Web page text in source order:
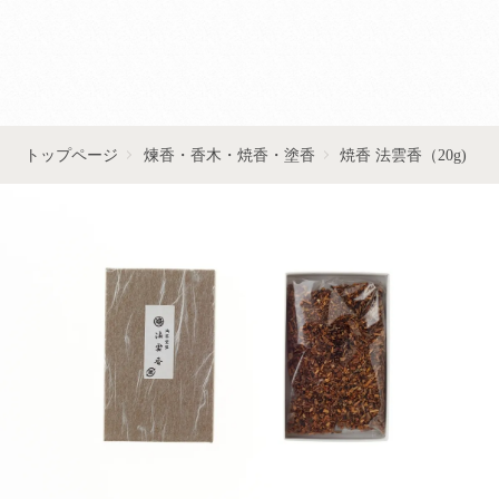
トップページ 煉香・香木・焼香・塗香 焼香 法雲香（20g)